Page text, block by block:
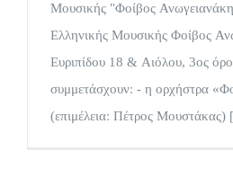
Μουσικής "Φοίβος
Ελληνικής Μουσικής Φοίβος
Ευριπίδου 18 & Αιόλου, 3ος
συμμετάσχουν: - η ορχήστρα
(επιμέλεια: Πέτρος Μουστάκας)